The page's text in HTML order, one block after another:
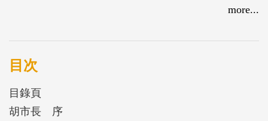
more...
目次
目錄頁
胡市長 序